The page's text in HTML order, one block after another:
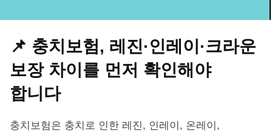
📌 충치보험, 레진·인레이·크라운
보장 차이를 먼저 확인해야
합니다
충치보험은 충치로 인한 레진, 인레이, 온레이,